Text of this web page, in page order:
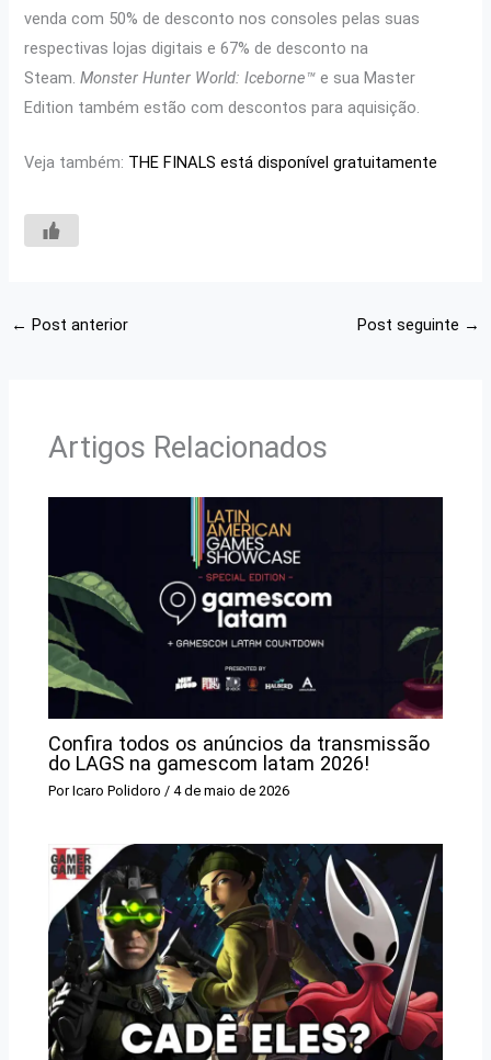
venda com 50% de desconto nos consoles pelas suas
respectivas lojas digitais e 67% de desconto na
Steam.Monster Hunter World: Iceborne™ e sua Master
Edition também estão com descontos para aquisição.
Veja também: THE FINALS está disponível gratuitamente
← Post anterior Post seguinte →
Artigos Relacionados
Confira todos os anúncios da transmissão
do LAGS na gamescom latam 2026!
PorIcaro Polidoro /4 de maio de 2026